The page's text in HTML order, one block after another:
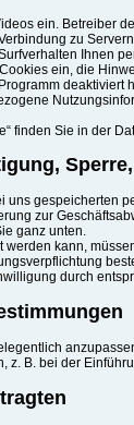
ein. Betreiber
zu
Ihnen
ein, die
finden Sie in der
uns gespeicherten
zur
ganz unten.
kann,
durch
z. B. bei der